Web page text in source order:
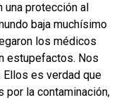
una protección al
baja muchísimo
los médicos
estupefactos. Nos
es verdad que
por la contaminación,